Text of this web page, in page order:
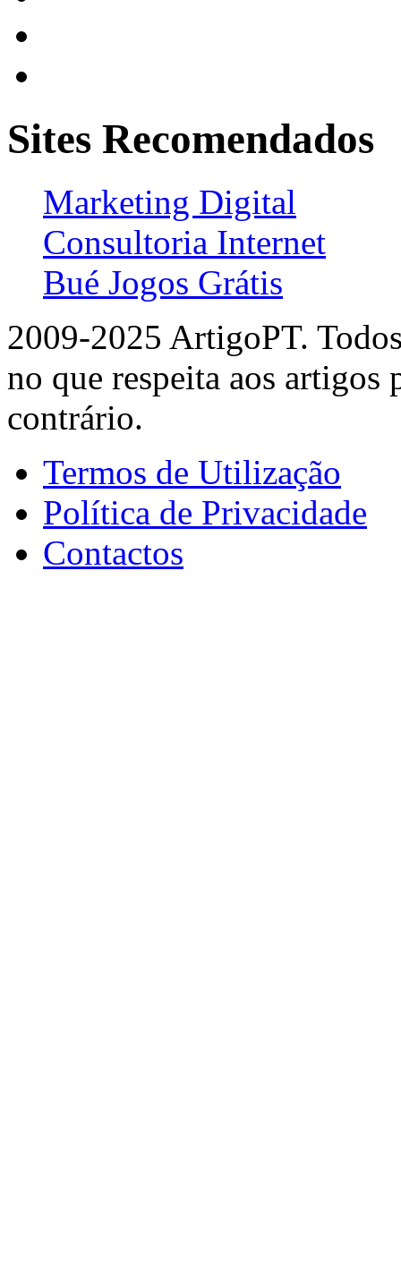
Sites Recomendados
Marketing Digital
Consultoria Internet
Bué Jogos Grátis
2009-2025 ArtigoPT.
no que respeita aos artigos
contrário.
Termos de Utilização
Política de Privacidade
Contactos